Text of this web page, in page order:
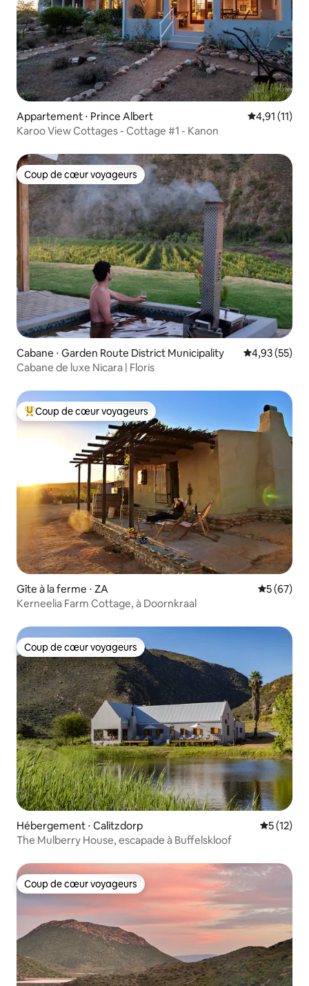
Appartement ⋅ Prince Albert Évaluation
4,91 (11)
Karoo View Cottages - Cottage #1 - Kanon
Coup de cœur voyageurs
Coup de cœur voyageurs
Cabane ⋅ Garden Route District Municipality Évaluation
4,93 (55)
Cabane de luxe Nicara | Floris
Coups de cœur voyageurs les plus appréciés
Coup de cœur voyageurs
Gîte à la ferme ⋅ ZA
5 (67)
Kerneelia Farm Cottage, à Doornkraal
Coup de cœur voyageurs
Coup de cœur voyageurs
Hébergement ⋅ Calitzdorp
5 (12)
The Mulberry House, escapade à Buffelskloof
Coup de cœur voyageurs
Coup de cœur voyageurs